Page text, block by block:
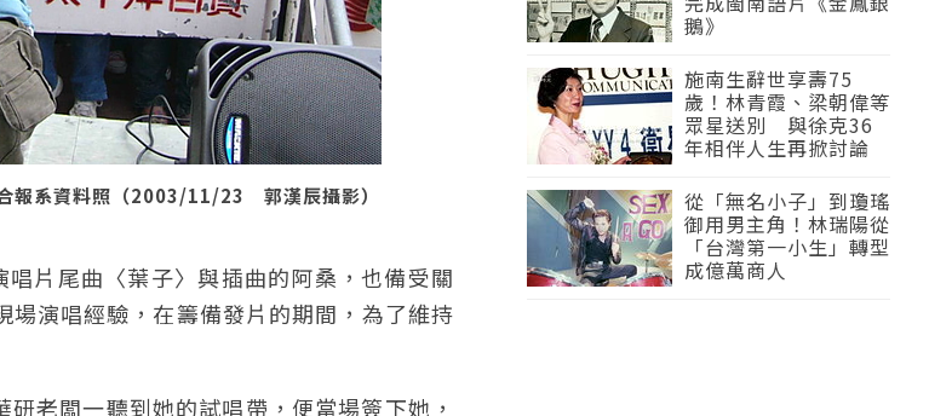
報系資料照（2003/11/23 郭漢辰攝影）
片尾曲〈葉子〉與插曲的阿桑，也備受關
演唱經驗，在籌備發片的期間，為了維持
老闆一聽到她的試唱帶，便當場簽下她，
鵝》
施南生辭世享壽75
歲！林青霞、梁朝偉等
眾星送別 與徐克36
年相伴人生再掀討論
從「無名小子」到瓊瑤
御用男主角！林瑞陽從
「台灣第一小生」轉型
成億萬商人